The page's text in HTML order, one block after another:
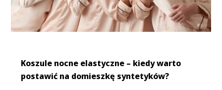
Koszule nocne elastyczne – kiedy warto
postawić na domieszkę syntetyków?